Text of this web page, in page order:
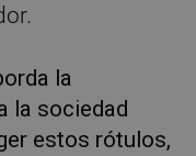
la
la sociedad
estos rótulos,